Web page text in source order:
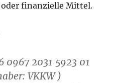
finanzielle Mittel.
0967 2031 5923 01
VKKW )